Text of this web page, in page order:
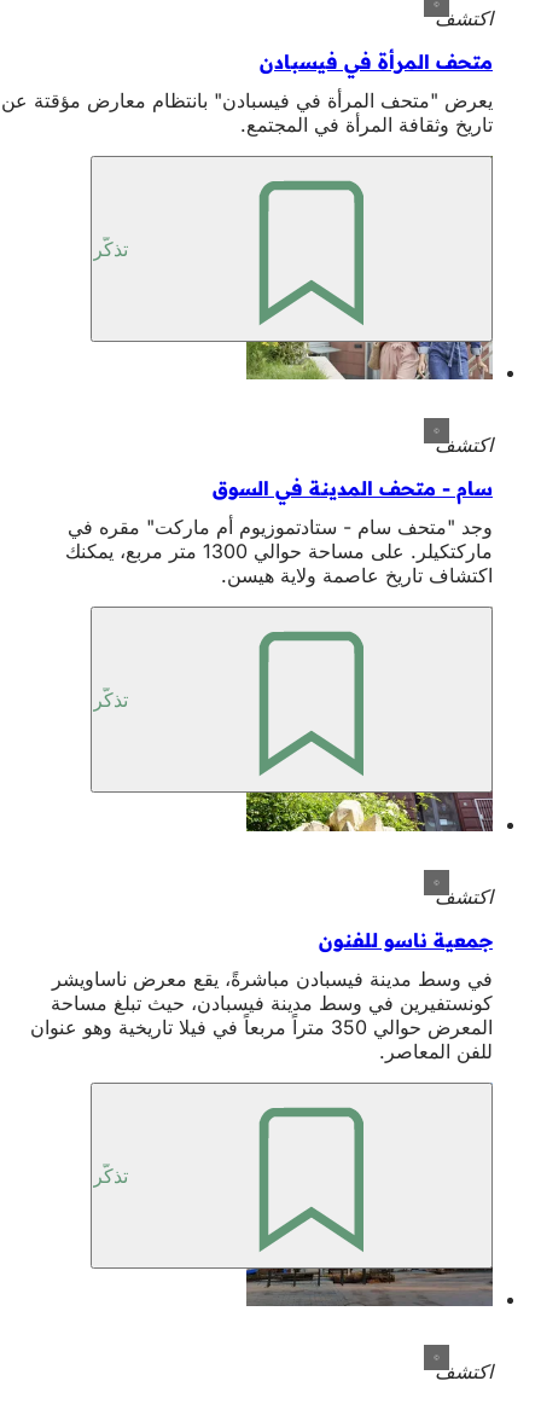
اكتشف
متحف المرأة في فيسبادن
يعرض "متحف المرأة في فيسبادن" بانتظام معارض مؤقتة عن
تاريخ وثقافة المرأة في المجتمع.
تذكّر
اكتشف
سام - متحف المدينة في السوق
وجد "متحف سام - ستادتموزيوم أم ماركت" مقره في
ماركتكيلر. على مساحة حوالي 1300 متر مربع، يمكنك
اكتشاف تاريخ عاصمة ولاية هيسن.
تذكّر
اكتشف
جمعية ناسو للفنون
في وسط مدينة فيسبادن مباشرةً، يقع معرض ناساويشر
كونستفيرين في وسط مدينة فيسبادن، حيث تبلغ مساحة
المعرض حوالي 350 متراً مربعاً في فيلا تاريخية وهو عنوان
للفن المعاصر.
تذكّر
اكتشف